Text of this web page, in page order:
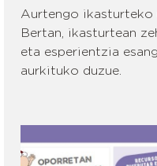
Aurtengo ikasturteko
Bertan, ikasturtean
eta esperientzia
aurkituko duzue.